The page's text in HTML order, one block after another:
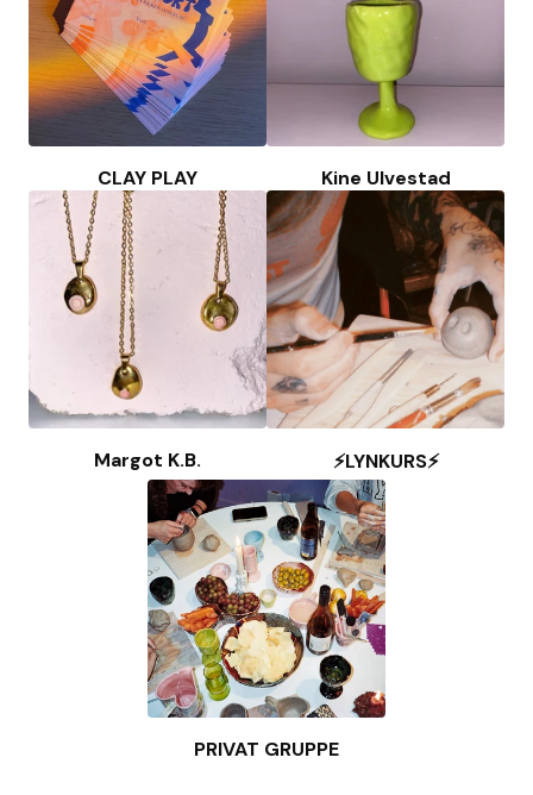
CLAY PLAY Kine Ulvestad
Margot K.B. ⚡️LYNKURS⚡️
PRIVAT GRUPPE